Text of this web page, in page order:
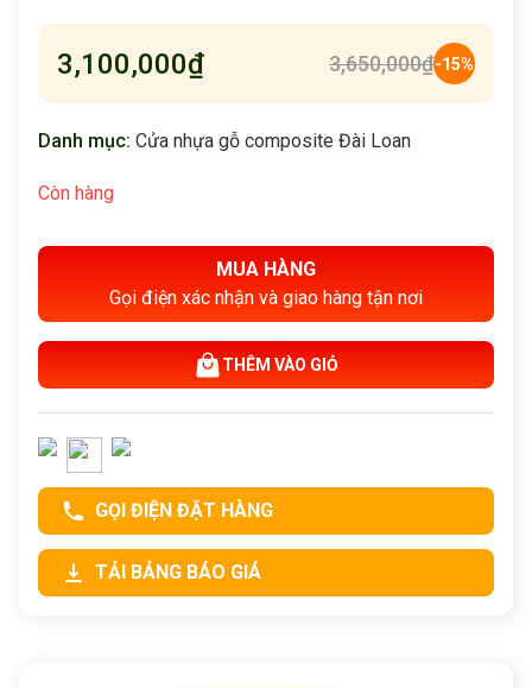
3,100,000₫ 3,650,000₫-15%
Danh mục: Cửa nhựa gỗ composite Đài Loan
Còn hàng
MUA HÀNG
Gọi điện xác nhận và giao hàng tận nơi
THÊM VÀO GIỎ
GỌI ĐIỆN ĐẶT HÀNG
TẢI BẢNG BÁO GIÁ